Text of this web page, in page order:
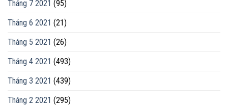
Tháng 7 2021 (95)
Tháng 6 2021 (21)
Tháng 5 2021 (26)
Tháng 4 2021 (493)
Tháng 3 2021 (439)
Tháng 2 2021 (295)